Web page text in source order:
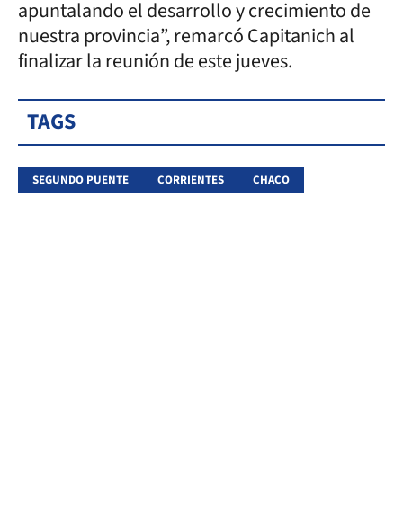
apuntalando el desarrollo y crecimiento de
nuestra provincia”, remarcó Capitanich al
finalizar la reunión de este jueves.
TAGS
SEGUNDO PUENTE CORRIENTES CHACO